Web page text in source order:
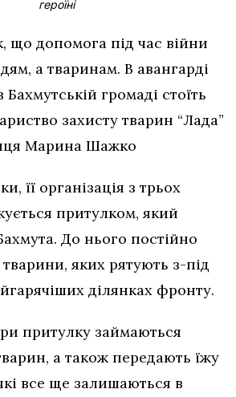
героїні
що допомога під час війни
а тваринам. В авангарді
громаді стоїть
захисту тварин “Лада”
Марина Шажко
її організація з трьох
притулком, який
До нього постійно
яких рятують з-під
ділянках фронту.
притулку займаються
а також передають їжу
все ще залишаються в